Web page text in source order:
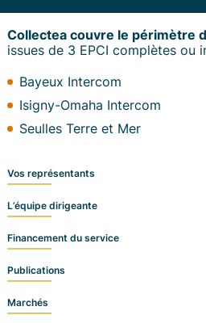
Collectea couvre le périmètre
issues de 3 EPCI complètes ou
Bayeux Intercom
Isigny-Omaha Intercom
Seulles Terre et Mer
Vos représentants
L’équipe dirigeante
Financement du service
Publications
Marchés